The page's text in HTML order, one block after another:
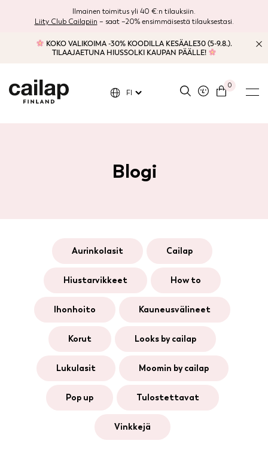
Ilmainen toimitus yli 40 €:n tilauksiin.
Liity Club Cailapiin – saat –20% ensimmäisestä tilauksestasi.
KOKO VALIKOIMA -30% KOODILLA KESÄALE30 (5-9.8.).
TILAAJAETUNA HIUSSOLKI KAUPAN PÄÄLLE!
0
FI
Blogi
aurinkolasit cailap
hiustarvikkeet how to
ihonhoito kauneusvälineet
korut looks by cailap
lukulasit moomin by cailap
pop up tulostettavat
vinkkejä